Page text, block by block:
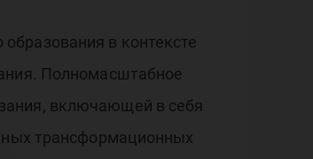
в контексте
Полномасштабное
включающей в себя
трансформационных